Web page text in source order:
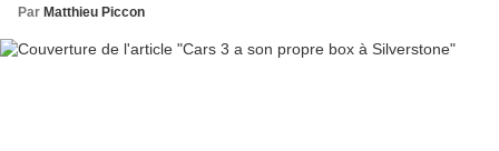
Par Matthieu Piccon